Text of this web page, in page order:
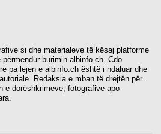
si dhe materialeve të kësaj platforme
burimin albinfo.ch. Cdo
pa lejen e albinfo.ch është i ndaluar dhe
Redaksia e mban të drejtën për
e dorëshkrimeve, fotografive apo